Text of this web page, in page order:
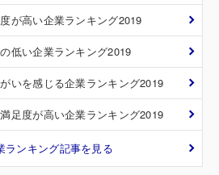
が高い企業ランキング2019
低い企業ランキング2019
いを感じる企業ランキング2019
足度が高い企業ランキング2019
ランキング記事を見る